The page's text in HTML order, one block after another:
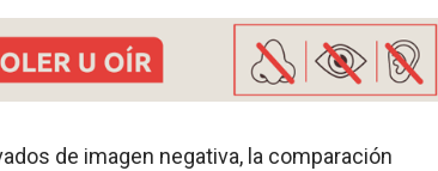
de imagen negativa, la comparación